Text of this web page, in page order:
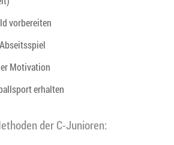
vorbereiten
Motivation
erhalten
der C-Junioren: